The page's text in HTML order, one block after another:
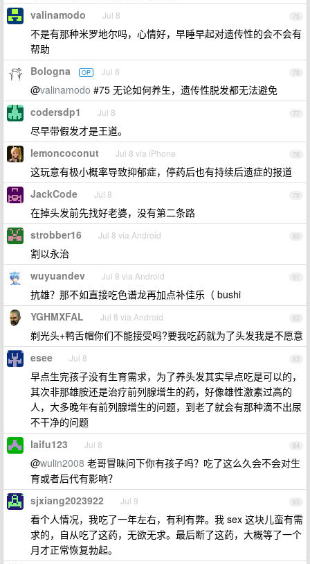
75
valinamodo Jul 8
不是有那种米罗地尔吗，心情好，早睡早起对遗传性的会不会有
帮助
76
Bologna OP Jul 8
@valinamodo #75 无论如何养生，遗传性脱发都无法避免
77
codersdp1 Jul 8
尽早带假发才是王道。
78
lemoncoconut Jul 8 via iPhone
这玩意有极小概率导致抑郁症，停药后也有持续后遗症的报道
79
JackCode Jul 8
在掉头发前先找好老婆，没有第二条路
80
strobber16 Jul 8 via Android
割以永治
81
wuyuandev Jul 8 via Android
抗雄？那不如直接吃色谱龙再加点补佳乐（ bushi
82
YGHMXFAL Jul 8 via Android
剃光头+鸭舌帽你们不能接受吗?要我吃药就为了头发我是不愿意
83
esee Jul 8
早点生完孩子没有生育需求，为了养头发其实早点吃是可以的，
其次非那雄胺还是治疗前列腺增生的药，好像雄性激素过高的
人，大多晚年有前列腺增生的问题，到老了就会有那种滴不出尿
不干净的问题
84
laifu123 Jul 8
@wulin2008 老哥冒昧问下你有孩子吗？吃了这么久会不会对生
育或者后代有影响？
85
sjxiang2023922 Jul 9
看个人情况，我吃了一年左右，有利有弊。我 sex 这块儿蛮有需
求的，自从吃了这药，无欲无求。最后断了这药，大概等了一个
月才正常恢复勃起。